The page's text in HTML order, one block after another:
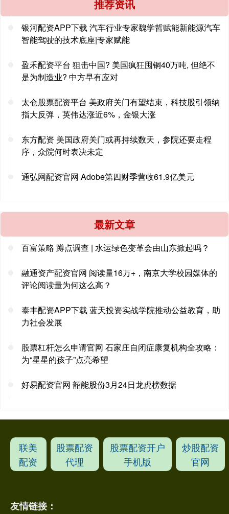
推荐资讯
银河配资APP下载 汽车行业专家魏学哲赋能新能源汽车
智能驾驶的技术底座|专家赋能
盈禾配资平台 狙击中国? 美国疯狂囤铜40万吨, 但绝不
是为制造业? 中方早有应对
太仓股票配资平台 美政府关门有望结束，科技股引领纳
指大反弹，英伟达涨近6%，金银大涨
东方配资 美国政府关门或再持续数天，参院还要走程
序，众院何时表决未定
通弘网配资官网 Adobe第四财季营收61.9亿美元
最新文章
百富策略 蹲点调查 | 水运绿色变革会由山东掀起吗？
融通资产配资官网 阅读量16万+，南京大学校园媒体的
评论阅读量为何这么高？
泰丰配资APP下载 蓝天投资实战学院推动公益教育，助
力社会发展
股票杠杆怎么申请官网 石家庄自闭症康复机构全攻略：
为“星星的孩子”点亮希望
好易配资官网 韶能股份3月24日龙虎榜数据
联美
配资
股票配资
代理
股票配资开户
手机版
炒股配资
官网
友情链接：